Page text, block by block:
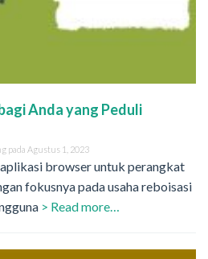
Anda yang Peduli
pada Agustus 1, 2023
browser untuk perangkat
fokusnya pada usaha reboisasi
> Read more…